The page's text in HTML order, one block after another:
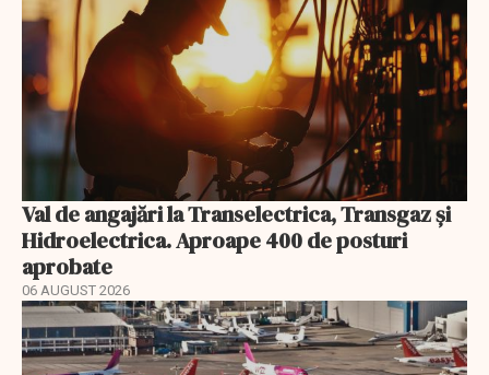
Val de angajări la Transelectrica, Transgaz și
Hidroelectrica. Aproape 400 de posturi
aprobate
06 AUGUST 2026